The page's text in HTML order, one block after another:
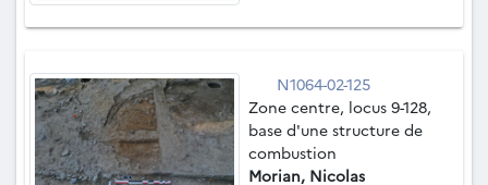
N1064-02-125
Zone centre, locus 9-128,
base d'une structure de
combustion
Morian, Nicolas